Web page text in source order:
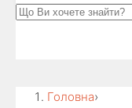
Головна›